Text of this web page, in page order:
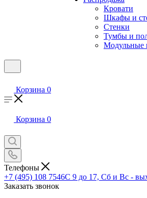
Кровати
Шкафы и
Стенки
Тумбы и
Модульные
Корзина 0
Корзина 0
Телефоны
+7 (495) 108 7546С 9 до 17, Сб и Вс -
Заказать звонок